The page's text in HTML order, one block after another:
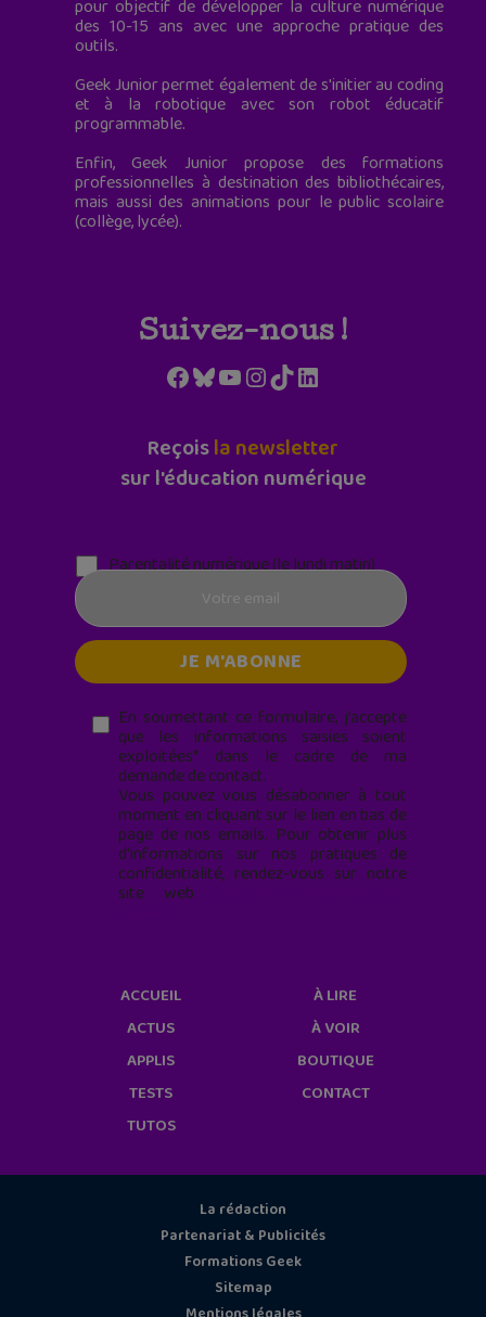
pour objectif de développer la culture numérique
des 10-15 ans avec une approche pratique des
outils.
Geek Junior permet également de s'initier au coding
et à la robotique avec son robot éducatif
programmable.
Enfin, Geek Junior propose des formations
professionnelles à destination des bibliothécaires,
mais aussi des animations pour le public scolaire
(collège, lycée).
Suivez-nous !
Facebook
Bluesky
YouTube
Instagram
TikTokLinkedIn
Reçoisla newsletter
sur l'éducation numérique
Parentalité numérique (le lundi matin)
En soumettant ce formulaire, j’accepte
que les informations saisies soient
exploitées* dans le cadre de ma
demande de contact.
Vous pouvez vous désabonner à tout
moment en cliquant sur le lien en bas de
page de nos emails. Pour obtenir plus
d'informations sur nos pratiques de
confidentialité, rendez-vous sur notre
site web
ACCUEIL
ACTUS
APPLIS
TESTS
TUTOS
À LIRE
À VOIR
BOUTIQUE
CONTACT
La rédaction
Partenariat & Publicités
Formations Geek
Sitemap